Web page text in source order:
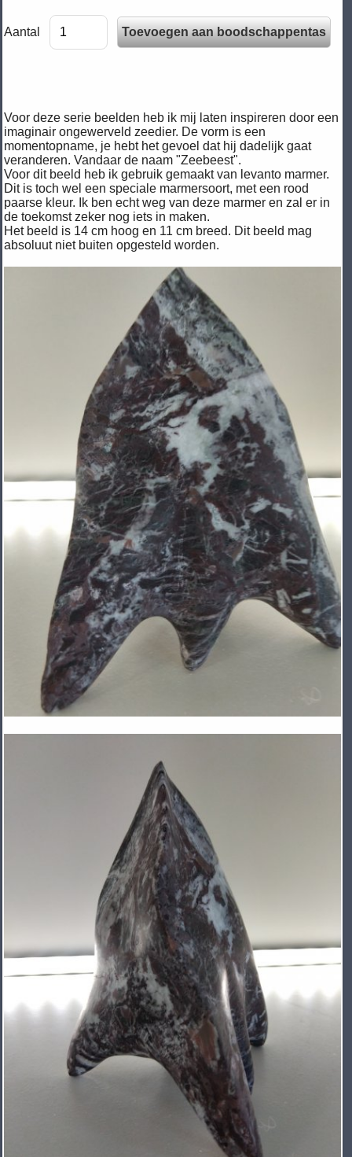
Aantal
Voor deze serie beelden heb ik mij laten inspireren door een
imaginair ongewerveld zeedier. De vorm is een
momentopname, je hebt het gevoel dat hij dadelijk gaat
veranderen. Vandaar de naam "Zeebeest".
Voor dit beeld heb ik gebruik gemaakt van levanto marmer.
Dit is toch wel een speciale marmersoort, met een rood
paarse kleur. Ik ben echt weg van deze marmer en zal er in
de toekomst zeker nog iets in maken.
Het beeld is 14 cm hoog en 11 cm breed. Dit beeld mag
absoluut niet buiten opgesteld worden.